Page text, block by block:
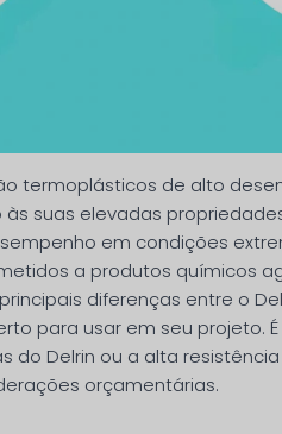
termoplásticos de alto
suas elevadas
em condições
a produtos químicos
diferenças entre o
para usar em seu projeto.
Delrin ou a alta resistência
orçamentárias.